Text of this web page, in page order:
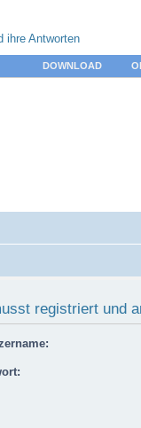
ihre Antworten
DOWNLOAD
registriert und